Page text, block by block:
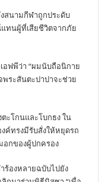
สนามกีฬาถูกประดับ
ทนผู้ที่เสียชีวิตจากภัย
อฟพีว่า “ผมนับถือนิกาย
พระสันตะปาปาจะช่วย
ะโกนและโบกธง ใน
ค์ทรงมีรับสั่งให้หยุดรถ
อกของผู้ปกครอง
ร้องหลายฉบับไปยัง